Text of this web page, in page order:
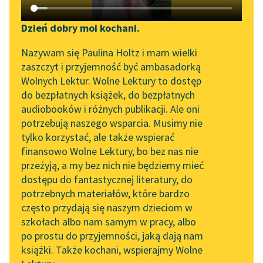
Katalog DAISY
Podkasty o książkach
Zgłoś brak utworu
Aktualności
Zapraszamy na spotkanie
online z tłumaczkami
literatury skandynawskiej
Spotkanie z Katarzyną
Tunkiel w Oslo
Wolne Lektury na 32.
Pol’and’Rock Festivalu
„Kochanek Lady
Chatterley” do słuchania
na Wolnych Lekturach
Nowy audiobook –
Narzędzia
Mapa Wolnych Lektur
Leśmianator
Przewodnik dla piszących i
czytających
API
OAI-PMH
Widget Wolnych Lektur
Przypisy
Dzień dobry moi kochani.
Nazywam się Paulina Holtz i mam wielki
zaszczyt i przyjemność być ambasadorką
Wolnych Lektur. Wolne Lektury to dostęp
do bezpłatnych książek, do bezpłatnych
audiobooków i różnych publikacji. Ale oni
potrzebują naszego wsparcia. Musimy nie
tylko korzystać, ale także wspierać
finansowo Wolne Lektury, bo bez nas nie
przeżyją, a my bez nich nie będziemy mieć
dostępu do fantastycznej literatury, do
potrzebnych materiałów, które bardzo
często przydają się naszym dzieciom w
szkołach albo nam samym w pracy, albo
po prostu do przyjemności, jaką dają nam
książki. Także kochani, wspierajmy Wolne
Tadeusz Borowski
Ulica ożywała
wieczorem. Na
granatowym niebie
złoty księżyc toczył się
naprzeciw pierzastym
obłokom jak krążek...
Czytaj więcej
Motyw: Wieczór